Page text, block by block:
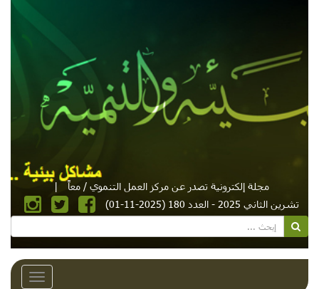
مجلة إلكترونية تصدر عن مركز العمل التنموي / معاً
|
تشرين الثاني 2025 - العدد 180 (2025-11-01)
Toggle